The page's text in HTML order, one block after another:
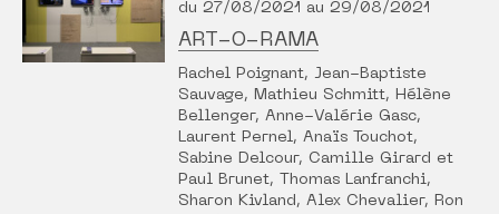
du 27/08/2021 au 29/08/2021
ART-O-RAMA
Rachel Poignant, Jean-Baptiste
Sauvage, Mathieu Schmitt, Hélène
Bellenger, Anne-Valérie Gasc,
Laurent Pernel, Anaïs Touchot,
Sabine Delcour, Camille Girard et
Paul Brunet, Thomas Lanfranchi,
Sharon Kivland, Alex Chevalier, Ron